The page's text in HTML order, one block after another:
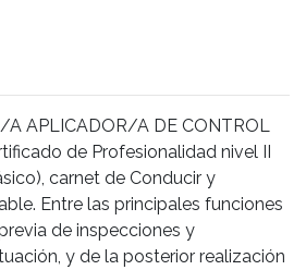
APLICADOR/A DE CONTROL
de Profesionalidad nivel II
carnet de Conducir y
Entre las principales funciones
de inspecciones y
y de la posterior realización